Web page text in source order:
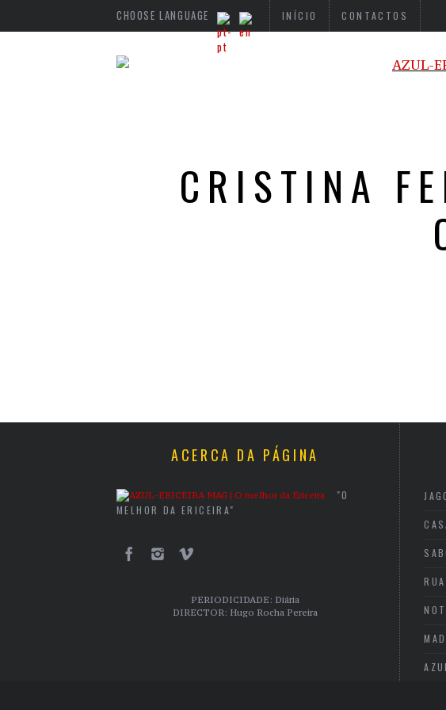
CHOOSE LANGUAGE INÍCIO CONTACTOS
CRISTINA
ACERCA DA PÁGINA
"O
MELHOR DA ERICEIRA"
PERIODICIDADE: Diária
DIRECTOR: Hugo Rocha Pereira